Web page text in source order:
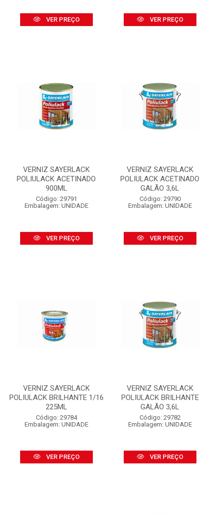
VER PREÇO VER PREÇO
VERNIZ SAYERLACK
POLIULACK ACETINADO
900ML
Código: 29791
Embalagem: UNIDADE
VER PREÇO
VERNIZ SAYERLACK
POLIULACK ACETINADO
GALÃO 3,6L
Código: 29790
Embalagem: UNIDADE
VER PREÇO
VERNIZ SAYERLACK
POLIULACK BRILHANTE 1/16
225ML
Código: 29784
Embalagem: UNIDADE
VER PREÇO
VERNIZ SAYERLACK
POLIULACK BRILHANTE
GALÃO 3,6L
Código: 29782
Embalagem: UNIDADE
VER PREÇO